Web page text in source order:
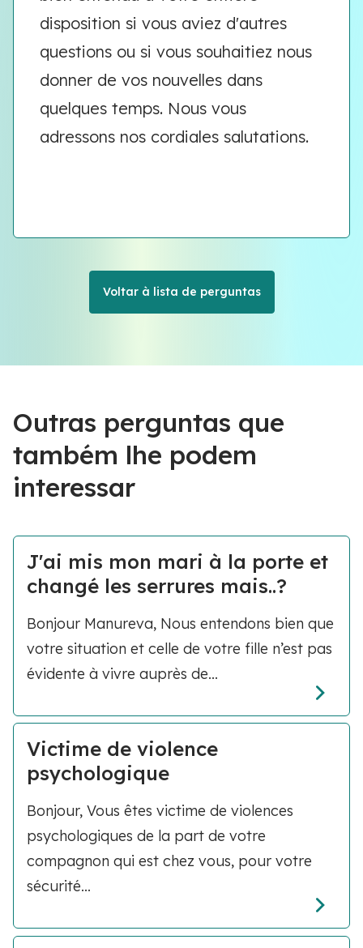
disposition si vous aviez d'autres
questions ou si vous souhaitiez nous
donner de vos nouvelles dans
quelques temps. Nous vous
adressons nos cordiales salutations.
Voltar à lista de perguntas
Outras perguntas que
também lhe podem
interessar
J'ai mis mon mari à la porte et
changé les serrures mais..?
Bonjour Manureva, Nous entendons bien que
votre situation et celle de votre fille n’est pas
évidente à vivre auprès de...
Victime de violence
psychologique
Bonjour, Vous êtes victime de violences
psychologiques de la part de votre
compagnon qui est chez vous, pour votre
sécurité...